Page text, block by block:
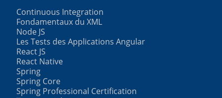
Continuous Integration
Fondamentaux du XML
Node JS
Les Tests des Applications Angular
React JS
React Native
Spring
Spring Core
Spring Professional Certification